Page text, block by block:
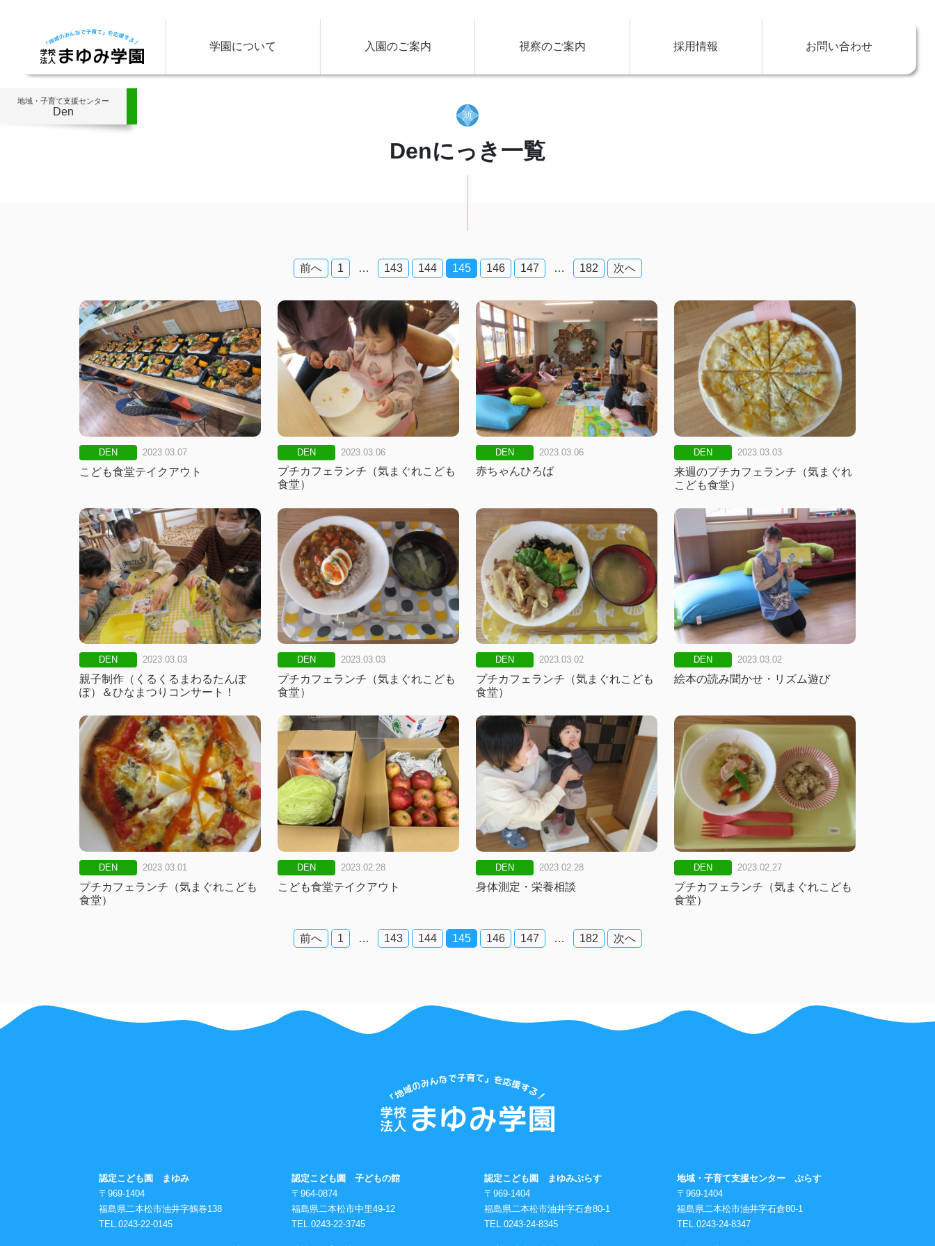
学園について 入園のご案内 視察のご案内 採用情報 お問い合わせ
地域・子育て支援センター
Den
Denにっき一覧
稿
ナ
ビ
ゲ
ー
シ
ョ
ン
前へ 1 … 143 144 145 146 147 … 182 次へ
DEN 2023.03.07
こども食堂テイクアウト
DEN 2023.03.06
プチカフェランチ（気まぐれこども
食堂）
DEN 2023.03.06
赤ちゃんひろば
DEN 2023.03.03
来週のプチカフェランチ（気まぐれ
こども食堂）
DEN 2023.03.03
親子制作（くるくるまわるたんぽ
ぽ）＆ひなまつりコンサート！
DEN 2023.03.03
プチカフェランチ（気まぐれこども
食堂）
DEN 2023.03.02
プチカフェランチ（気まぐれこども
食堂）
DEN 2023.03.02
絵本の読み聞かせ・リズム遊び
DEN 2023.03.01
プチカフェランチ（気まぐれこども
食堂）
DEN 2023.02.28
こども食堂テイクアウト
DEN 2023.02.28
身体測定・栄養相談
DEN 2023.02.27
プチカフェランチ（気まぐれこども
食堂）
ビ
前へ 1 … 143 144 145 146 147 … 182 次へ
認定こども園 まゆみ
〒969-1404
福島県二本松市油井字鶴巻138
TEL.0243-22-0145
認定こども園 子どもの館
〒964-0874
福島県二本松市中里49-12
TEL.0243-22-3745
認定こども園 まゆみぷらす
〒969-1404
福島県二本松市油井字石倉80-1
TEL.0243-24-8345
地域・子育て支援センター ぷらす
〒969-1404
福島県二本松市油井字石倉80-1
TEL.0243-24-8347